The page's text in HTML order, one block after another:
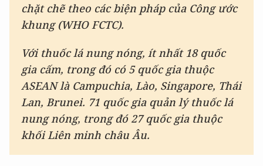
chặt chẽ theo các biện pháp của Công ước
khung (WHO FCTC).
Với thuốc lá nung nóng, ít nhất 18 quốc
gia cấm, trong đó có 5 quốc gia thuộc
ASEAN là Campuchia, Lào, Singapore, Thái
Lan, Brunei. 71 quốc gia quản lý thuốc lá
nung nóng, trong đó 27 quốc gia thuộc
khối Liên minh châu Âu.